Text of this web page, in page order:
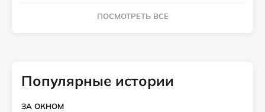
ПОСМОТРЕТЬ ВСЕ
Популярные истории
ЗА ОКНОМ